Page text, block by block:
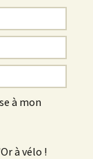
à mon
à vélo !